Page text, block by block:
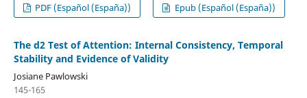
PDF (Español (España))
Epub (Español (España))
The d2 Test of Attention: Internal Consistency, Temporal
Stability and Evidence of Validity
Josiane Pawlowski
145-165